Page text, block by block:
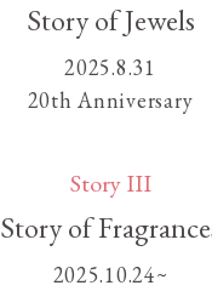
Story of Jewels
2025.8.31
20th Anniversary
Story III
Story of
2025.10.24~